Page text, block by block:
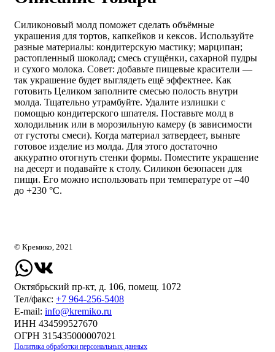
Силиконовый молд поможет сделать объёмные
украшения для тортов, капкейков и кексов. Используйте
разные материалы: кондитерскую мастику; марципан;
растопленный шоколад; смесь сгущёнки, сахарной пудры
и сухого молока. Совет: добавьте пищевые красители —
так украшение будет выглядеть ещё эффектнее. Как
готовить Целиком заполните смесью полость внутри
молда. Тщательно утрамбуйте. Удалите излишки с
помощью кондитерского шпателя. Поставьте молд в
холодильник или в морозильную камеру (в зависимости
от густоты смеси). Когда материал затвердеет, выньте
готовое изделие из молда. Для этого достаточно
аккуратно отогнуть стенки формы. Поместите украшение
на десерт и подавайте к столу. Силикон безопасен для
пищи. Его можно использовать при температуре от –40
до +230 °C.
© Кремико, 2021
Октябрьский пр-кт, д. 106, помещ. 1072
Тел/факс: +7 964-256-5408
Е-mail: info@kremiko.ru
ИНН 434599527670
ОГРН 315435000007021
Политика обработки персональных данных